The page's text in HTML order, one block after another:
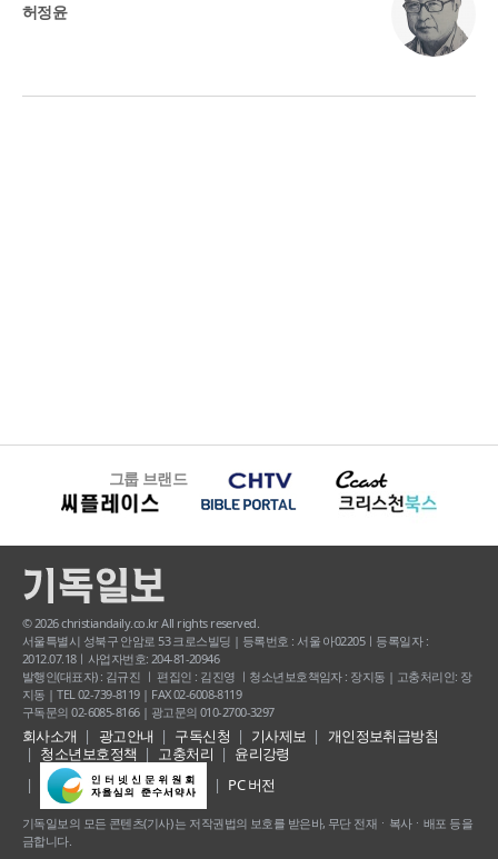
허정윤
그룹 브랜드
© 2026 christiandaily.co.kr All rights reserved.
서울특별시 성북구 안암로 53 크로스빌딩 | 등록번호 : 서울 아02205ㅣ등록일자 :
2012.07.18ㅣ사업자번호: 204-81-20946
발행인(대표자) : 김규진 ㅣ 편집인 : 김진영 ㅣ청소년보호책임자 : 장지동 | 고충처리인: 장
지동 | TEL 02-739-8119 | FAX 02-6008-8119
구독문의 02-6085-8166 | 광고문의 010-2700-3297
회사소개 광고안내 구독신청 기사제보
개인정보취급방침
청소년보호정책
고충처리
윤리강령
PC 버전
기독일보의 모든 콘텐츠(기사) 는 저작권법의 보호를 받은바, 무단 전재ㆍ복사ㆍ배포 등을
금합니다.